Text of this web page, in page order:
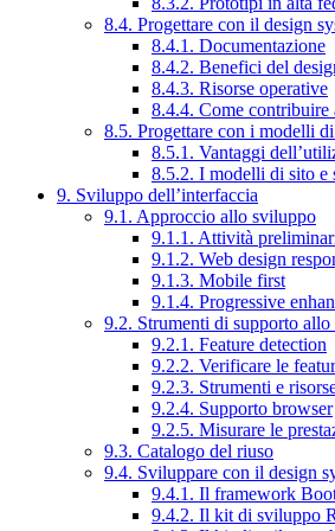
8.4. Progettare con il design
8.4.1. Documentazione
8.4.2. Benefici del
8.4.3. Risorse operative
8.4.4. Come contribuire
8.5. Progettare con i modelli
8.5.1. Vantaggi
8.5.2. I modelli di sito e
9. Sviluppo dell’interfaccia
9.1. Approccio allo sviluppo
9.1.1. Attività
9.1.2. Web design
9.1.3. Mobile first
9.1.4. Progressive
9.2. Strumenti di supporto
9.2.1. Feature detection
9.2.2. Verificare le
9.2.3. Strumenti e
9.2.4. Supporto browser
9.2.5. Misurare le
9.3. Catalogo del riuso
9.4. Sviluppare con il design
9.4.1. Il framework
9.4.2. Il kit di sviluppo